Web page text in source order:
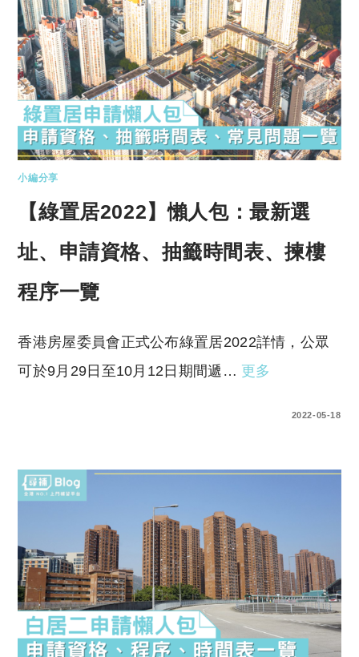
小編分享
【綠置居2022】懶人包：最新選
址、申請資格、抽籤時間表、揀樓
程序一覽
香港房屋委員會正式公布綠置居2022詳情，公眾
可於9月29日至10月12日期間遞… 更多
2022-05-18